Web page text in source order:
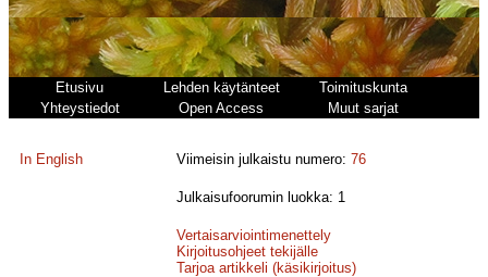
Etusivu Lehden käytänteet
Toimituskunta
Yhteystiedot
Open Access Muut sarjat
In English Viimeisin julkaistu numero:76
Julkaisufoorumin luokka: 1
Vertaisarviointimenettely
Kirjoitusohjeet tekijälle
Tarjoa artikkeli (käsikirjoitus)